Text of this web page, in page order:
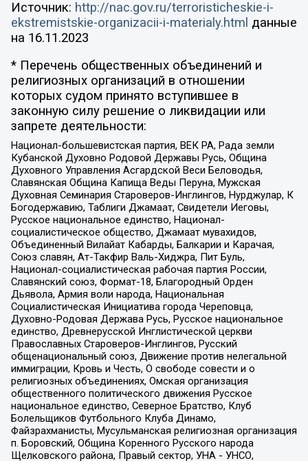
Источник: http://nac.gov.ru/terroristicheskie-i-
ekstremistskie-organizacii-i-materialy.html данные
на 16.11.2023
* Перечень общественных объединений и
религиозных организаций в отношении
которых судом принято вступившее в
законную силу решение о ликвидации или
запрете деятельности:
Национал-большевистская партия, ВЕК РА, Рада земли
Кубанской Духовно Родовой Державы Русь, Община
Духовного Управления Асгардской Веси Беловодья,
Славянская Община Капища Веды Перуна, Мужская
Духовная Семинария Староверов-Инглингов, Нурджулар, К
Богодержавию, Таблиги Джамаат, Свидетели Иеговы,
Русское национальное единство, Национал-
социалистическое общество, Джамаат мувахидов,
Объединенный Вилайат Кабарды, Балкарии и Карачая,
Союз славян, Ат-Такфир Валь-Хиджра, Пит Буль,
Национал-социалистическая рабочая партия России,
Славянский союз, Формат-18, Благородный Орден
Дьявола, Армия воли народа, Национальная
Социалистическая Инициатива города Череповца,
Духовно-Родовая Держава Русь, Русское национальное
единство, Древнерусской Инглистической церкви
Православных Староверов-Инглингов, Русский
общенациональный союз, Движение против нелегальной
иммиграции, Кровь и Честь, О свободе совести и о
религиозных объединениях, Омская организация
общественного политического движения Русское
национальное единство, Северное Братство, Клуб
Болельщиков Футбольного Клуба Динамо,
Файзрахманисты, Мусульманская религиозная организация
п. Боровский, Община Коренного Русского народа
Щелковского района, Правый сектор, УНА - УНСО,